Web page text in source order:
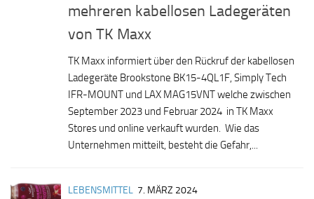
mehreren kabellosen Ladegeräten
von TK Maxx
TK Maxx informiert über den Rückruf der kabellosen
Ladegeräte Brookstone BK15-4QL1F, Simply Tech
IFR-MOUNT und LAX MAG15VNT welche zwischen
September 2023 und Februar 2024 in TK Maxx
Stores und online verkauft wurden. Wie das
Unternehmen mitteilt, besteht die Gefahr,...
LEBENSMITTEL 7. MÄRZ 2024